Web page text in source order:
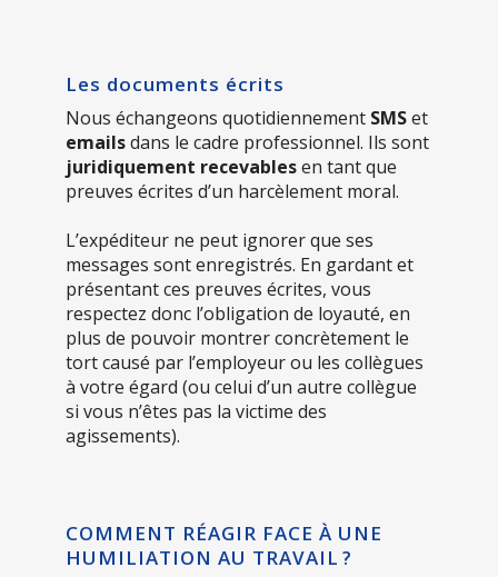
Les documents écrits
Nous échangeons quotidiennement SMSet
emailsdans le cadre professionnel. Ils sont
juridiquement recevablesen tant que
preuves écrites d’un harcèlement moral.
L’expéditeur ne peut ignorer que ses
messages sont enregistrés. En gardant et
présentant ces preuves écrites, vous
respectez donc l’obligation de loyauté, en
plus de pouvoir montrer concrètement le
tort causé par l’employeur ou les collègues
à votre égard (ou celui d’un autre collègue
si vous n’êtes pas la victime des
agissements).
COMMENT RÉAGIR FACE À UNE
HUMILIATION AU TRAVAIL ?